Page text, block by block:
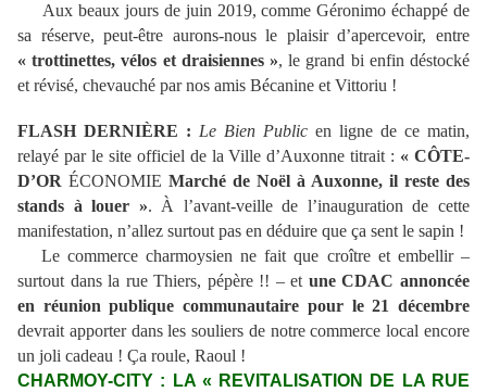
Aux beaux jours de juin 2019, comme Géronimo échappé de
sa réserve, peut-être aurons-nous le plaisir d’apercevoir, entre
« trottinettes, vélos et draisiennes », le grand bi enfin déstocké
et révisé, chevauché par nos amis Bécanine et Vittoriu !
FLASH DERNIÈRE : Le Bien Public en ligne de ce matin,
relayé par le site officiel de la Ville d’Auxonne titrait : « CÔTE-
D’OR ÉCONOMIE Marché de Noël à Auxonne, il reste des
stands à louer ». À l’avant-veille de l’inauguration de cette
manifestation, n’allez surtout pas en déduire que ça sent le sapin !
Le commerce charmoysien ne fait que croître et embellir –
surtout dans la rue Thiers, pépère !! – et une CDAC annoncée
en réunion publique communautaire pour le 21 décembre
devrait apporter dans les souliers de notre commerce local encore
un joli cadeau ! Ça roule, Raoul !
CHARMOY-CITY : LA « REVITALISATION DE LA RUE